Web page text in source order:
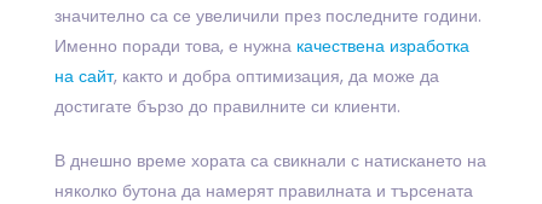
значително са се увеличили през последните години.
Именно поради това, е нужна качествена изработка
на сайт, както и добра оптимизация, да може да
достигате бързо до правилните си клиенти.
В днешно време хората са свикнали с натискането на
няколко бутона да намерят правилната и търсената